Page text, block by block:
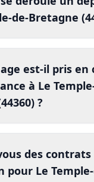
compte rendu
vandalisme
des contrats
pour Le
d'entretien
80% les risques de
de-